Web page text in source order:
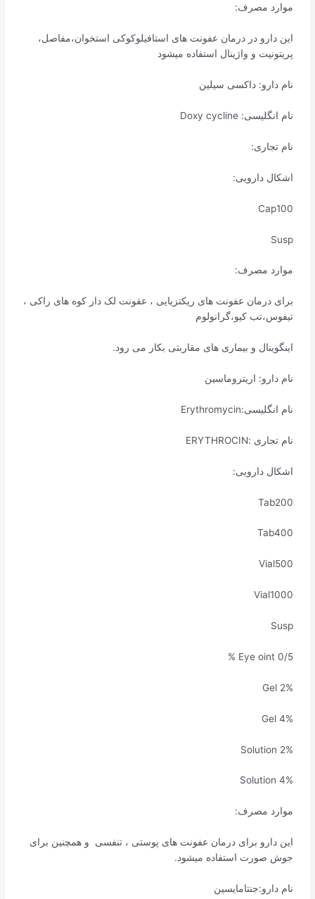
موارد مصرف:
این دارو در درمان عفونت های استافیلوکوکی استخوان،مفاصل،
پریتونیت و واژینال استفاده میشود
نام دارو: داکسی سیلین
نام انگلیسی: Doxy cycline
نام تجاری:
اشکال دارویی:
Cap100
Susp
موارد مصرف:
برای درمان عفونت های ریکتزیایی ، عفونت لک دار کوه های راکی ،
تیفوس،تب کیو،گرانولوم
اینگوینال و بیماری های مقاربتی بکار می رود.
نام دارو: اریتروماسین
نام انگلیسی:Erythromycin
نام تجاری :ERYTHROCIN
اشکال دارویی:
Tab200
Tab400
Vial500
Vial1000
Susp
Eye oint 0/5 %
Gel 2%
Gel 4%
Solution 2%
Solution 4%
موارد مصرف:
این دارو برای درمان عفونت های پوستی ، تنفسی و همچنین برای
جوش صورت استفاده میشود.
نام دارو:جنتامایسین